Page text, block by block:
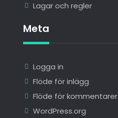
Lagar och regler
Meta
Logga in
Flöde för inlägg
Flöde för kommentarer
WordPress.org